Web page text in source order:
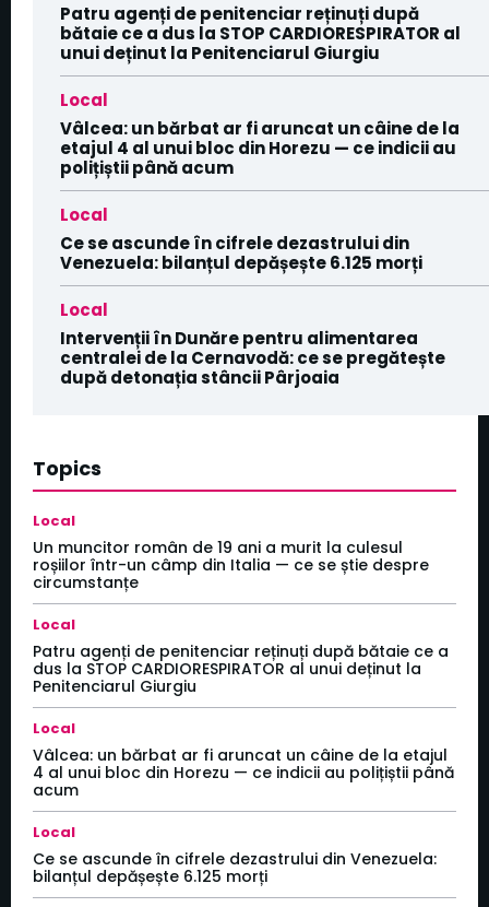
Patru agenți de penitenciar reținuți după
bătaie ce a dus la STOP CARDIORESPIRATOR al
unui deținut la Penitenciarul Giurgiu
Local
Vâlcea: un bărbat ar fi aruncat un câine de la
etajul 4 al unui bloc din Horezu — ce indicii au
polițiștii până acum
Local
Ce se ascunde în cifrele dezastrului din
Venezuela: bilanțul depășește 6.125 morți
Local
Intervenții în Dunăre pentru alimentarea
centralei de la Cernavodă: ce se pregătește
după detonația stâncii Pârjoaia
Topics
Local
Un muncitor român de 19 ani a murit la culesul
roșiilor într-un câmp din Italia — ce se știe despre
circumstanțe
Local
Patru agenți de penitenciar reținuți după bătaie ce a
dus la STOP CARDIORESPIRATOR al unui deținut la
Penitenciarul Giurgiu
Local
Vâlcea: un bărbat ar fi aruncat un câine de la etajul
4 al unui bloc din Horezu — ce indicii au polițiștii până
acum
Local
Ce se ascunde în cifrele dezastrului din Venezuela:
bilanțul depășește 6.125 morți